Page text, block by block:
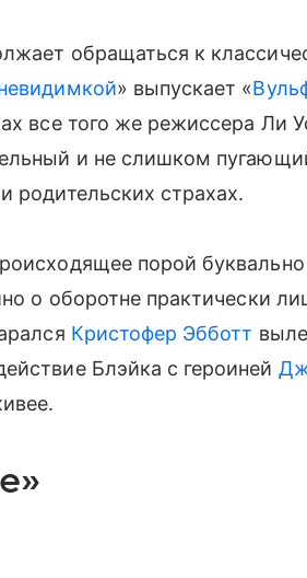
обращаться к
» выпускает «
все того же режиссера Ли
и не слишком
родительских страхах.
порой
о оборотне практически
Кристофер Эбботт
Блэйка с героиней